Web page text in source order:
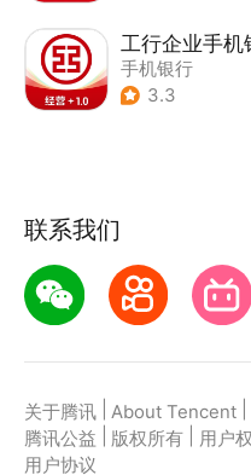
工行企业手机
手机银行
3.3
联系我们
关于腾讯 About Tencent
腾讯公益
版权所有 用户
用户协议